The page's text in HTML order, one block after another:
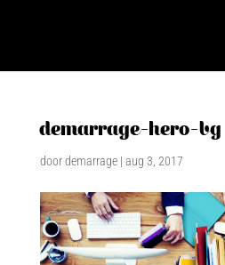
demarrage-hero-bg
doordemarrage| aug 3, 2017